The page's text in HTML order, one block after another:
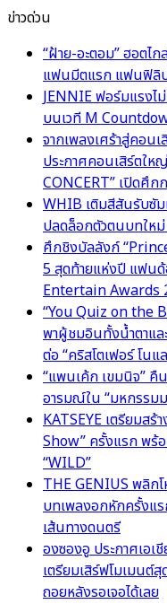
ข่าวด่วน
“ฝ้าย-อะตอม” ฮอตไ
แฟนมีตแรก แฟนฟิลิ
JENNIE ฟอร์มแรงไ
บนเวที M
จากเพลงเศร้าสู่คอน
ประกาศคอนเสิร์ตให
CONCERT” เปิดศึ
WHIB เติมสีสันรับซัม
ปลดล็อกตัวตนบทใหม่
ศึกชิงบัลลังก์
5 สุดท้ายแห่งปี แฟนด้
Entertain Awards
“You Quiz on the
พาผู้ชมอินทั้งน้ำตาแล
ต่อ “คริสโตเฟอร์ โน
“แพนเค้ก เขมนิจ” คื
อารมณ์ใน “มหกรรม
KATSEYE เตรียมส
Show” ครั้งแรก พร้
“WILD”
THE GENIUS พลิกโ
บทเพลงอกหักครั้งแ
เส้นทางดนตรี
องซองอู ประกาศเอ
เตรียมเสิร์ฟโมเมนต์
ถอยหลังรอเจอได้เลย